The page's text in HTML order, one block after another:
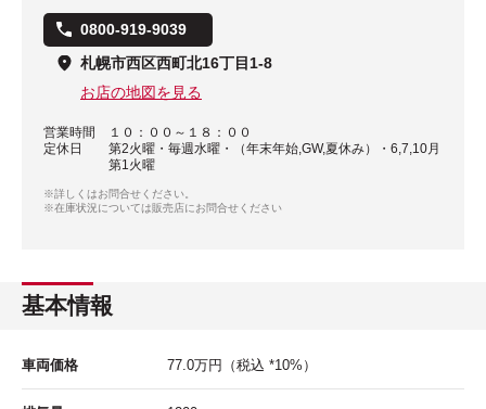
0800-919-9039
札幌市西区西町北16丁目1-8
お店の地図を見る
営業時間
１０：００～１８：００
定休日
第2火曜・毎週水曜・（年末年始,GW,夏休み）・6,7,10月
第1火曜
※詳しくはお問合せください。
※在庫状況については販売店にお問合せください
基本情報
車両価格 77.0万円 （税込 *10%）